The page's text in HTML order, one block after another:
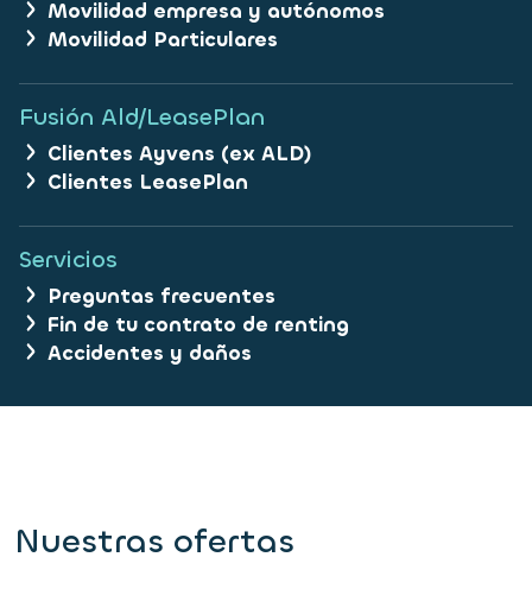
Movilidad empresa y autónomos
Movilidad Particulares
Fusión Ald/LeasePlan
Clientes Ayvens (ex ALD)
Clientes LeasePlan
Servicios
Preguntas frecuentes
Fin de tu contrato de renting
Accidentes y daños
Nuestras ofertas